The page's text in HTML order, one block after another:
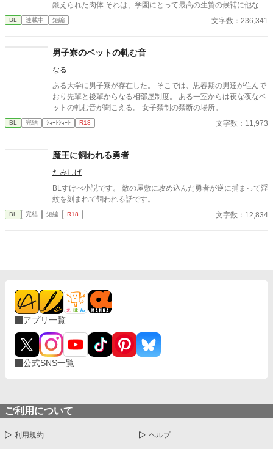
鍛えられた肉体 それは、学園にとって最高の生贄の候補に他なら
なかった 至高の筋肉を持つ、精神を削られ意志をなくした青年を
太古の神に捧げるため、“水”、“風”、“土”の信奉者達が暗躍する 意
校で繰り広げられるダークファンタジー
BL 連載中 短編 文字数：236,341
男子寮のベットの軋む音
なる
ある大学に男子寮が存在した。 そこでは、思春期の男達が住んで
おり先輩と後輩からなる相部屋制度。 ある一室からは夜な夜なベ
ットの軋む音が聞こえる。 女子禁制の禁断の場所。
BL 完結 ｼｮｰﾄｼｮｰﾄ R18 文字数：11,973
魔王に飼われる勇者
たみしげ
BLすけべ小説です。 敵の屋敷に攻め込んだ勇者が逆に捕まって淫
紋を刻まれて飼われる話です。
BL 完結 短編 R18 文字数：12,834
アプリ一覧
公式SNS一覧
ご利用について
利用規約 ヘルプ